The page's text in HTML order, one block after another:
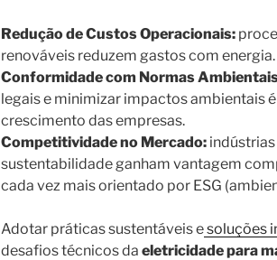
Redução de Custos Operacionais:
renováveis reduzem gastos com energia.
Conformidade com Normas
legais e minimizar impactos ambientais
crescimento das empresas.
Competitividade no Mercado:indústrias
sustentabilidade ganham vantagem
cada vez mais orientado por ESG
Adotar práticas sustentáveis esoluções
desafios técnicos da eletricidade para